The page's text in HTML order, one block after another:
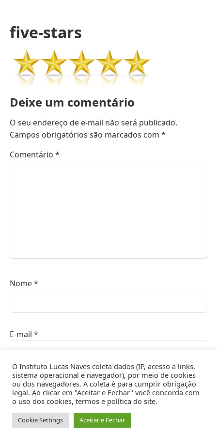
five-stars
Deixe um comentário
O seu endereço de e-mail não será publicado.
Campos obrigatórios são marcados com *
Comentário *
Nome*
E-mail *
Site
O Instituto Lucas Naves coleta dados (IP, acesso a links,
sistema operacional e navegador), por meio de cookies
ou dos navegadores. A coleta é para cumprir obrigação
legal. Ao clicar em "Aceitar e Fechar" você concorda com
o uso dos cookies, termos e política do site.
Cookie Settings Aceitar e Fechar